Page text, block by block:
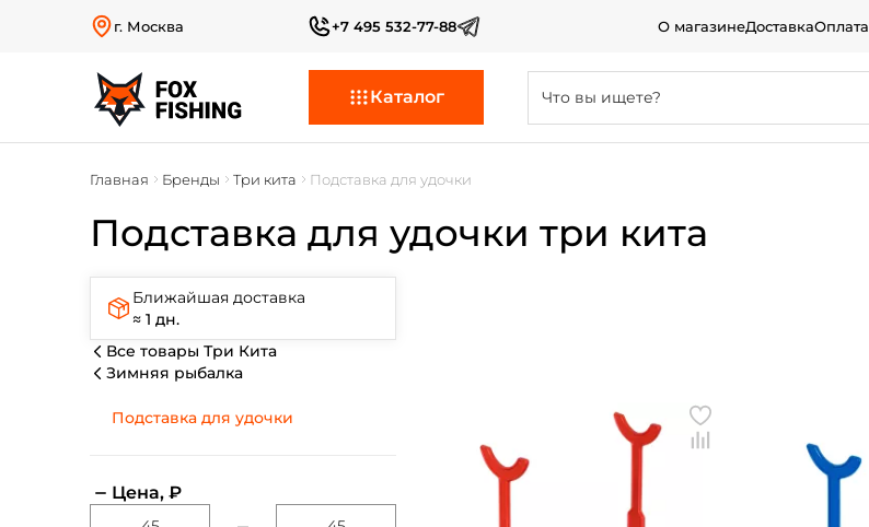
г. Москва +7 495 532-77-88 О магазинеДоставкаОплата
Каталог
Главная Бренды Три кита Подставка для удочки
Подставка для удочки три кита
Ближайшая доставка
≈ 1 дн.
Все товары Три Кита
Зимняя рыбалка
Подставка для удочки
Цена, ₽